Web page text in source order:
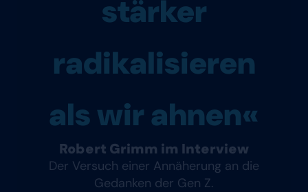
stärker
radikalisieren
als wir ahnen«
Robert Grimm im Interview
Der Versuch einer Annäherung an die
Gedanken der Gen Z.